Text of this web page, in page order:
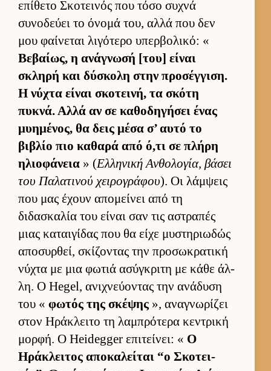
επίθετο Σκοτει­νός που τόσο συχνά
συνοδεύει το όνομά του, αλλά που δεν
μου φαί­νεται λιγότερο υπερ­βολικό: «
Βεβαί­ως, η ανάγνωσή [του] εί­ναι
σκληρή και δύσκολη στην προσέγ­γιση.
Η νύχτα εί­ναι σκοτει­νή, τα σκότη
πυκνά. Αλλά αν σε καθοδηγήσει ένας
μυημένος, θα δεις μέσα σ’ αυτό το
βιβλίο πιο καθαρά από ό,τι σε πλήρη
ηλιο­φάνεια » (Ελ­ληνική Αν­θολογία, βάσει
του Παλατινού χει­ρογράφου). Οι λάμ­ψεις
που μας έχουν απομεί­νει από τη
διδασκαλία του εί­ναι σαν τις αστραπές
μιας καται­γίδας που θα είχε μυστηριω­δώς
αποσυρ­θεί, σκίζοντας την προσωκρατική
νύχτα με μια φωτιά ασύγκριτη με κάθε άλ­
λη. Ο Hegel, ανιχνεύ­οντας την ανάδυση
του « φωτός της σκέψης », αναγνωρίζει
στον Ηράκλειτο τη λαμπρότερα κεντρική
μορ­φή. Ο Heidegger επιτεί­νει: « Ο
Ηράκλει­τος αποκαλεί­ται “ο Σκοτει­